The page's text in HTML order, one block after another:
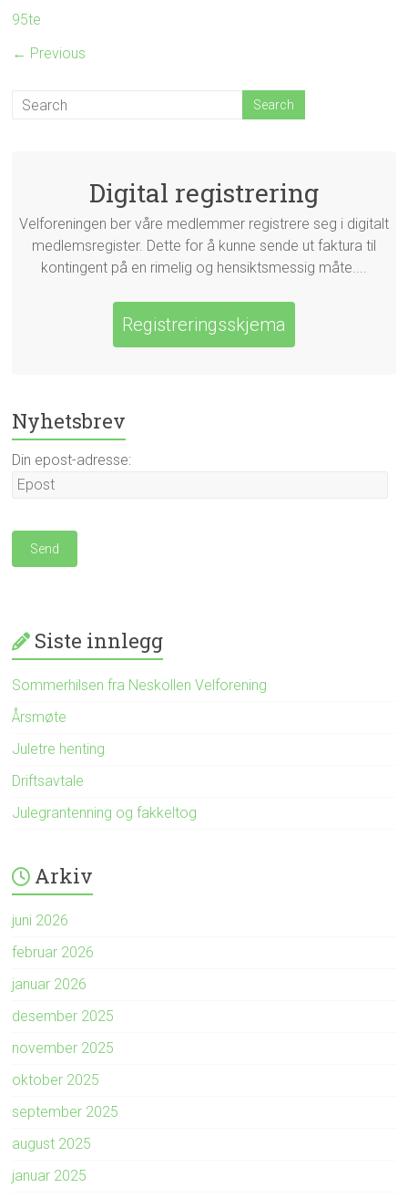
95te
← Previous
Digital registrering
Velforeningen ber våre medlemmer registrere seg i digitalt
medlemsregister. Dette for å kunne sende ut faktura til
kontingent på en rimelig og hensiktsmessig måte....
Registreringsskjema
Nyhetsbrev
Din epost-adresse:
Siste innlegg
Sommerhilsen fra Neskollen Velforening
Årsmøte
Juletre henting
Driftsavtale
Julegrantenning og fakkeltog
Arkiv
juni 2026
februar 2026
januar 2026
desember 2025
november 2025
oktober 2025
september 2025
august 2025
januar 2025